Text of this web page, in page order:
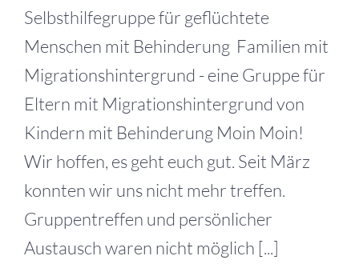
Selbsthilfegruppe für geflüchtete
Menschen mit Behinderung Familien mit
Migrationshintergrund - eine Gruppe für
Eltern mit Migrationshintergrund von
Kindern mit Behinderung Moin Moin!
Wir hoffen, es geht euch gut. Seit März
konnten wir uns nicht mehr treffen.
Gruppentreffen und persönlicher
Austausch waren nicht möglich [...]